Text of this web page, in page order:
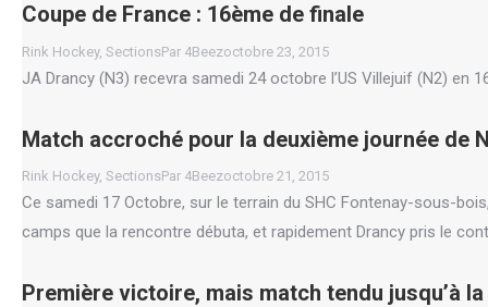
Coupe de France : 16ème de finale
Rink Hockey, SectionsPar 4Beezoctobre 23, 2015
JA Drancy (N3) recevra samedi 24 octobre l’US Villejuif (N2)
Match accroché pour la deuxième journée de
Rink Hockey, SectionsPar 4Beezoctobre 21, 2015
Ce samedi 17 Octobre, sur le terrain du SHC Fontenay-sous-
camps que la rencontre débuta, et rapidement Drancy pris le
Première victoire, mais match tendu jusqu’à